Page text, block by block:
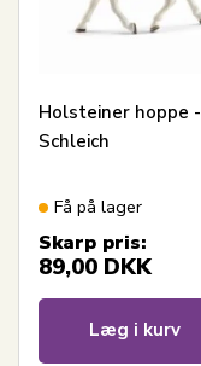
Holsteiner hoppe -
Schleich
Få på lager
Skarp pris:
89,00 DKK
Læg i kurv